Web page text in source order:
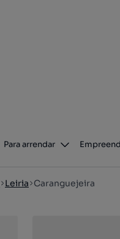
Para arrendar
Leiria Caranguejeira